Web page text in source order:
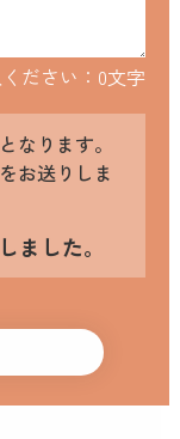
ださい： 0文字
なります。
お送りしま
ました。